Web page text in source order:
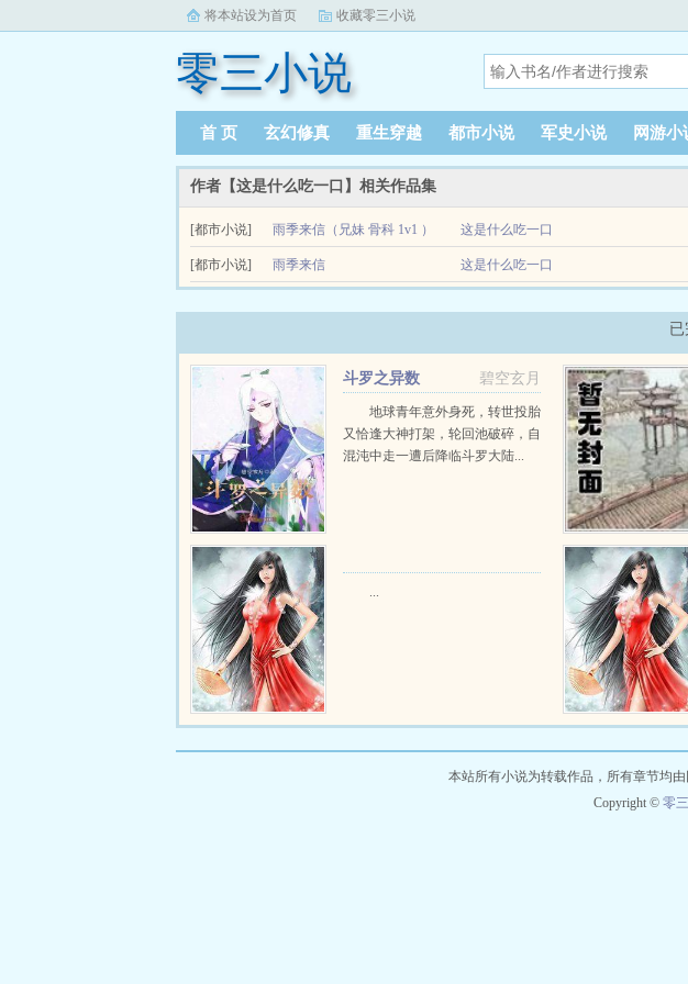
将本站设为首页 收藏零三小说
零三小说
首 页 玄幻修真 重生穿越 都市小说 军史小说 网游小
作者【这是什么吃一口】相关作品集
[都市小说] 雨季来信（兄妹 骨科 1v1 ） 这是什么吃一口
面瘫纵容妹×变态粘人哥林雨思有个很黏着她的哥哥，林风信。事事都要亲力亲为
[都市小说] 雨季来信 这是什么吃一口
碧空玄月
斗罗之异数
地球青年意外身死，转世投胎
又恰逢大神打架，轮回池破碎，自
混沌中走一遭后降临斗罗大陆...
...
本站所有小说为转载作品，所有章节均
Copyright © 零